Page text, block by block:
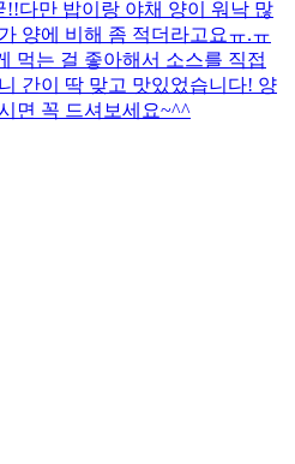
다만 밥이랑 야채 양이 워낙 많
양에 비해 좀 적더라고요ㅠ.ㅠ
먹는 걸 좋아해서 소스를 직접
간이 딱 맞고 맛있었습니다! 양
면 꼭 드셔보세요~^^